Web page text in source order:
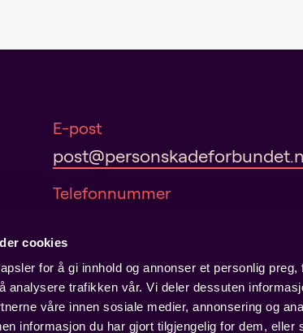
cookies
for å gi innhold og annonser et personlig
analysere trafikken vår. Vi deler dessuten
våre innen sosiale medier, annonsering og
informasjon du har gjort tilgjengelig for dem, eller
r
e
:
E-post
Telefonnummer
Adresse
Hausmanns gate 19
0182 Oslo